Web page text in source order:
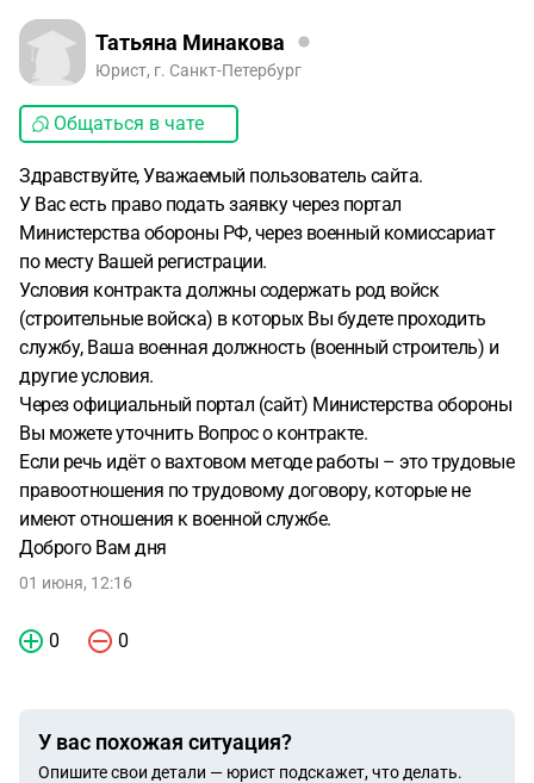
Татьяна Минакова
Юрист, г. Санкт-Петербург
Общаться в чате
Здравствуйте, Уважаемый пользователь сайта.
У Вас есть право подать заявку через портал
Министерства обороны РФ, через военный комиссариат
по месту Вашей регистрации.
Условия контракта должны содержать род войск
(строительные войска) в которых Вы будете проходить
службу, Ваша военная должность (военный строитель) и
другие условия.
Через официальный портал (сайт) Министерства обороны
Вы можете уточнить Вопрос о контракте.
Если речь идёт о вахтовом методе работы – это трудовые
правоотношения по трудовому договору, которые не
имеют отношения к военной службе.
Доброго Вам дня
01 июня, 12:16
0 0
У вас похожая ситуация?
Опишите свои детали — юрист подскажет, что делать.